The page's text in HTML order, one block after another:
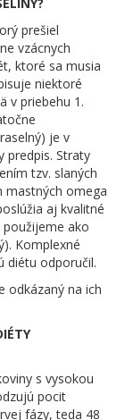
prešiel
vzácnych
ktoré sa musia
niektoré
v priebehu 1.
je v
predpis. Straty
tzv. slaných
mastných omega
aj kvalitné
použijeme ako
Komplexné
diétu odporučil.
odkázaný na ich
s vysokou
pocit
fázy, teda 48